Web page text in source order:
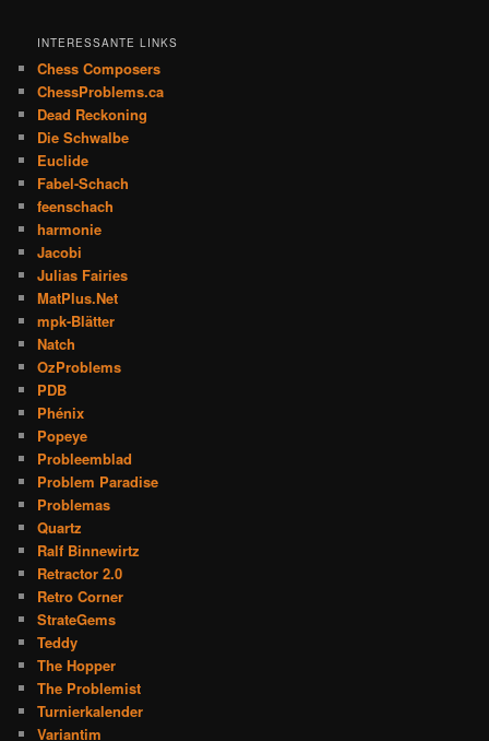
INTERESSANTE LINKS
Chess Composers
ChessProblems.ca
Dead Reckoning
Die Schwalbe
Euclide
Fabel-Schach
feenschach
harmonie
Jacobi
Julias Fairies
MatPlus.Net
mpk-Blätter
Natch
OzProblems
PDB
Phénix
Popeye
Probleemblad
Problem Paradise
Problemas
Quartz
Ralf Binnewirtz
Retractor 2.0
Retro Corner
StrateGems
Teddy
The Hopper
The Problemist
Turnierkalender
Variantim